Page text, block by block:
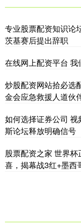
专业股票配资知识论
茨基赛后提出辞职
在线网上配资平台 我
炒股配资网站拾必选
金会应急救援人道伙
如何选择证券公司 视
斯论坛释放明确信号
股票配资之家 世界
喜，揭幕战3红+墨西